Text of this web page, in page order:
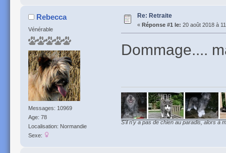
Rebecca
Vénérable
Messages: 10969
Age: 78
Localisation: Normandie
Sexe:
Re: Retraite
« Réponse #1 le: 20 août 2018 à
Dommage....
S'il n'y a pas de chien au paradis, alors à